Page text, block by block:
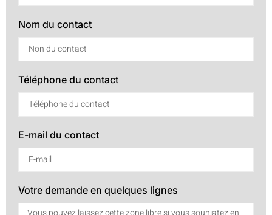
Nom du contact
Téléphone du contact
E-mail du contact
Votre demande en quelques lignes